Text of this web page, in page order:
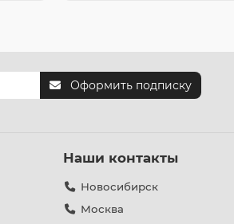
Оформить подписку
Наши контакты
Новосибирск
Москва